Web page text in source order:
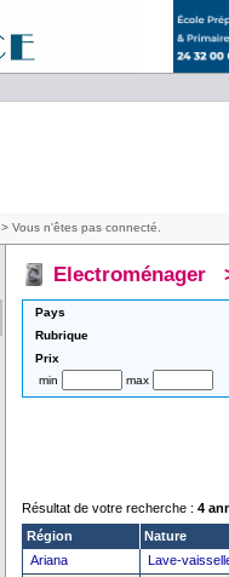
> Vous n'êtes pas connecté.
Electroménager
Pays
Rubrique
Prix
min
max
Résultat de votre recherche : 4
Région
Nature
Ariana
Lave-